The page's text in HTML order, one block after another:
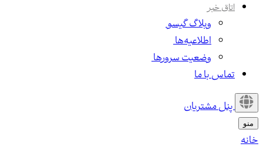
اتاق خبر
وبلاگ گیسو
اطلاعیه‌ها
وضعیت سرورها
تماس با ما
پنل مشتریان
منو
خانه